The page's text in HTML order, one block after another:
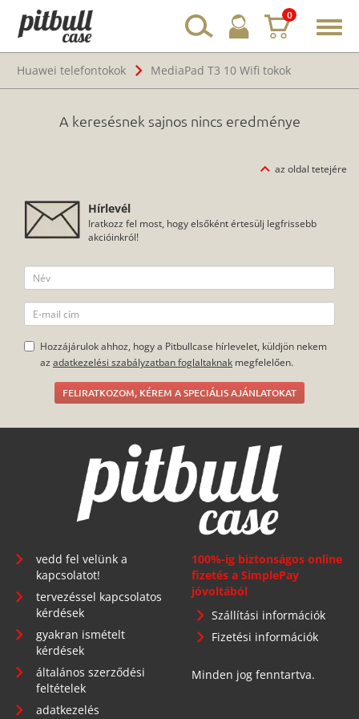
0
Huawei telefontokok
MediaPad T3 10 Wifi tokok
A keresésnek sajnos nincs eredménye
az oldal tetejére
Hírlevél
Iratkozz fel most, hogy elsőként értesülj legfrissebb
akcióinkról!
Hozzájárulok ahhoz, hogy a Pitbullcase hírlevelet, küldjön nekem
az adatkezelési szabályzatban foglaltaknak megfelelően.
FELIRATKOZOM, KÉREM A SPECIÁLIS AJÁNLATOKAT
vedd fel velünk a
kapcsolatot!
tervezéssel kapcsolatos
kérdések
gyakran ismételt
kérdések
általános szerződési
feltételek
adatkezelés
100%-ig biztonságos online
fizetés a SimplePay
jóvoltából
Szállítási információk
Fizetési információk
Minden jog fenntartva.